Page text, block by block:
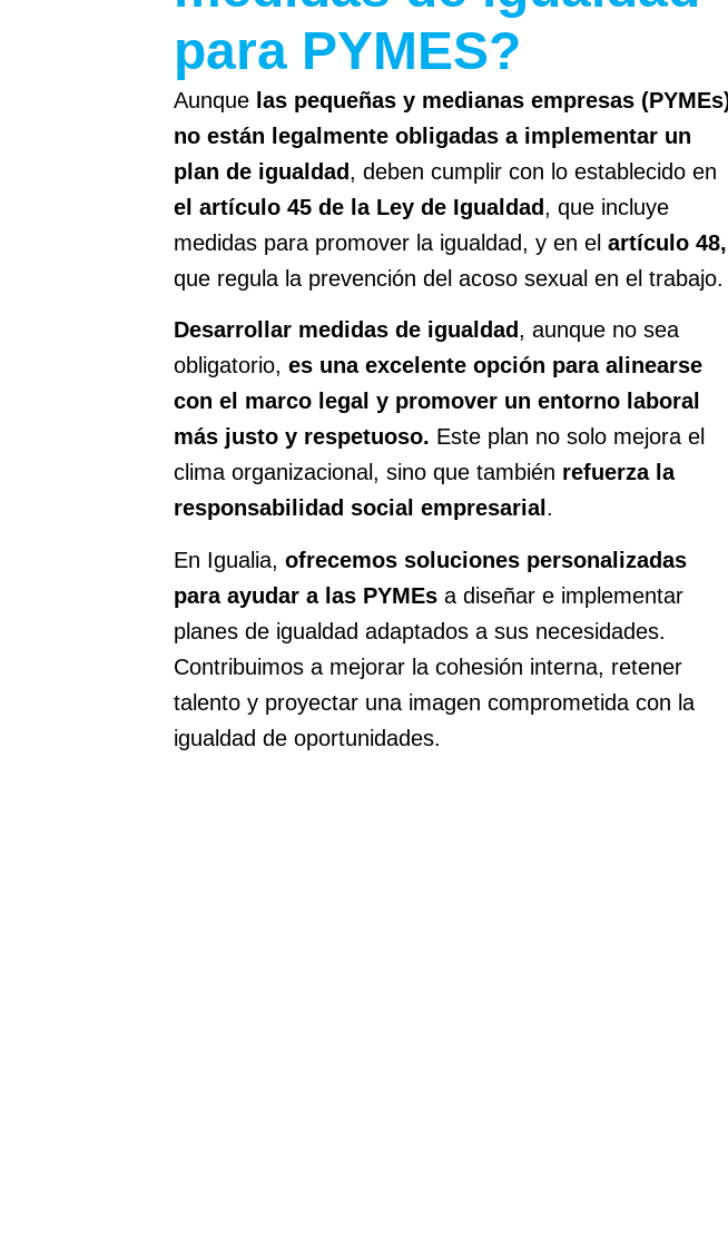
para PYMES?
Aunque las pequeñas y medianas empresas
no están legalmente obligadas a implementar un
plan de igualdad, deben cumplir con lo establecido en
el artículo 45 de la Ley de Igualdad, que incluye
medidas para promover la igualdad, y en el artículo 48,
que regula la prevención del acoso sexual en el trabajo.
Desarrollar medidas de igualdad, aunque no sea
obligatorio, es una excelente opción para alinearse
con el marco legal y promover un entorno laboral
más justo y respetuoso. Este plan no solo mejora el
clima organizacional, sino que también refuerza la
responsabilidad social empresarial .
En Igualia, ofrecemos soluciones personalizadas
para ayudar a las PYMEs a diseñar e implementar
planes de igualdad adaptados a sus necesidades.
Contribuimos a mejorar la cohesión interna, retener
talento y proyectar una imagen comprometida con la
igualdad de oportunidades.